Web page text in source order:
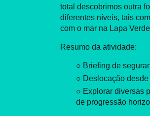
total descobrimos outra
diferentes níveis, tais
com o mar na Lapa
Resumo da atividade:
○ Briefing de
○ Deslocação
○ Explorar diversas
de progressão